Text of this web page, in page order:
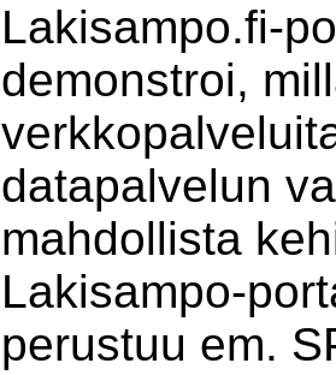
Lakisampo.fi-
demonstroi,
datapalvelun
mahdollista
Lakisampo-
perustuu em.